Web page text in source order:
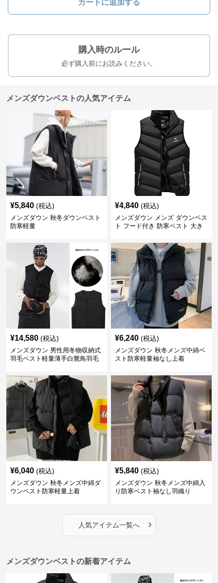
カートに追加する
購入時のルール
必ず購入前にお読みください。
メンズダウンベストの人気アイテム
¥5,840 (税込)
メンズダウン 秋冬ダウンベスト
防寒軽量
¥4,840 (税込)
メンズダウン メンズ ダウンベス
ト フード付き 防寒ベスト 大き
¥14,580 (税込)
メンズダウン 男性用冬物収納式
羽毛ベスト軽量薄手白鵞鳥羽毛
¥6,240 (税込)
メンズダウン 秋冬メンズ中綿ベ
スト防寒軽量袖なし上着
¥6,040 (税込)
メンズダウン 秋冬メンズ中綿ダ
ウンベスト防寒軽量上着
¥5,840 (税込)
メンズダウン 秋冬メンズ中綿入
り防寒ベスト袖なし羽織り
人気アイテム一覧へ ›
メンズダウンベストの新着アイテム